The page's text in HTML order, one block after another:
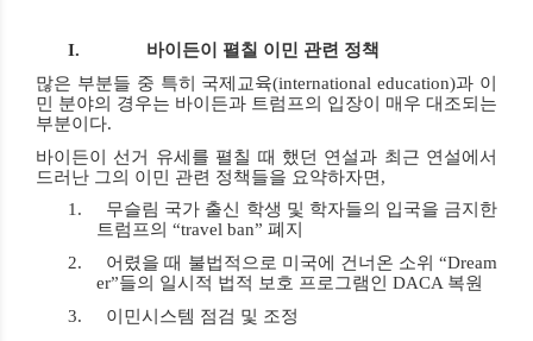
I.
바이든이 펼칠 이민 관련 정책
많은 부분들 중 특히
국제교육(international education)과 이
민 분야의 경우는 바이든과 트럼프의 입장이 매우 대조되는
부분이다.
바이든이 선거 유세를 펼칠 때 했던 연설과 최근 연설에서
드러난 그의 이민 관련 정책들을 요약하자면 ,
1.
무슬림 국가 출신 학생 및 학자들의 입국을 금지한
트럼프의 “travel ban” 폐지
2.
어렸을 때 불법적으로 미국에 건너온 소위 “Dream
er”들의 일시적 법적 보호 프로그램인 DACA 복원
3.
이민시스템 점검 및 조정